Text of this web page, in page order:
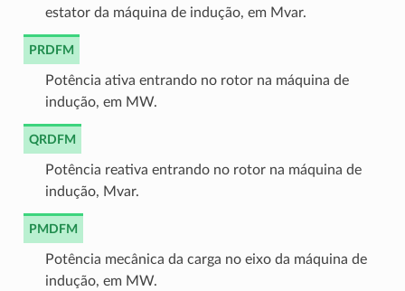
estator da máquina de indução, em Mvar.
PRDFM
Potência ativa entrando no rotor na máquina de
indução, em MW.
QRDFM
Potência reativa entrando no rotor na máquina de
indução, Mvar.
PMDFM
Potência mecânica da carga no eixo da máquina de
indução, em MW.